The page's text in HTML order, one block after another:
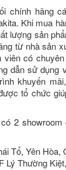
chính hãng
Khi mua
lượng sản
từ nhà sản
có
dẫn sử dụng
khuyến
tổ chức
2
Tổ, Yên Hòa,
Lý Thường